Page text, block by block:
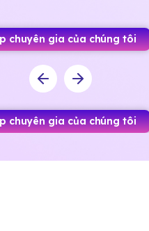
chuyên gia của chúng tôi
chuyên gia của chúng tôi